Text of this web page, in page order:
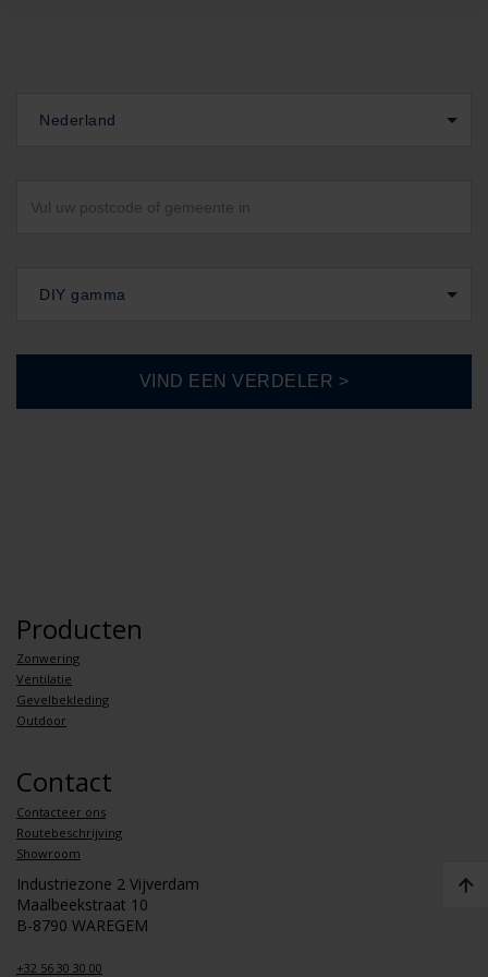
Nederland
DIY gamma
Producten
Zonwering
Ventilatie
Gevelbekleding
Outdoor
Contact
Contacteer ons
Routebeschrijving
Showroom
Industriezone 2 Vijverdam
Maalbeekstraat 10
B-8790 WAREGEM
+32 56 30 30 00